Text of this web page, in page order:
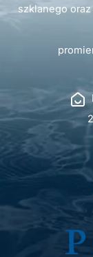
szklanego